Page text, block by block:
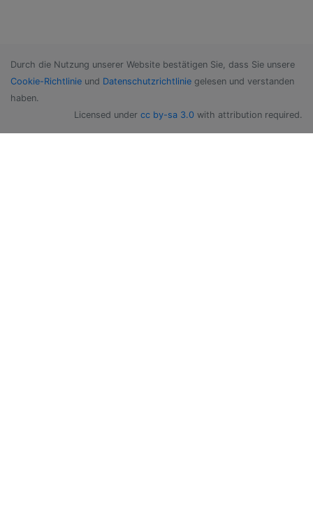
Durch die Nutzung unserer Website bestätigen Sie, dass Sie unsere
Cookie-Richtlinie und Datenschutzrichtlinie gelesen und verstanden
haben.
Licensed under cc by-sa 3.0 with attribution required.